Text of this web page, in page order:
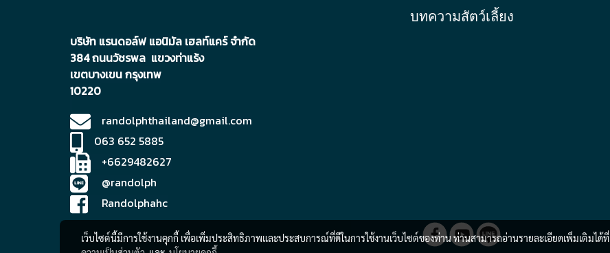
บทความสัตว์เลี้ยง
บริษัท แรนดอล์ฟ แอนิมัล เฮลท์แคร์ จำกัด
384 ถนนวัชรพล แขวงท่าแร้ง
เขตบางเขน กรุงเทพ
10220
randolphthailand@gmail.com
063 652 5885
+6629482627
@randolph
Randolphahc
เว็บไซต์นี้มีการใช้งานคุกกี้ เพื่อเพิ่มประสิทธิภาพและประสบการณ์ที่ดีในการใช้งานเว็บไซต์ของท่าน ท่านสามารถอ่านรายละเอียดเพิ่มเติมได้ที่